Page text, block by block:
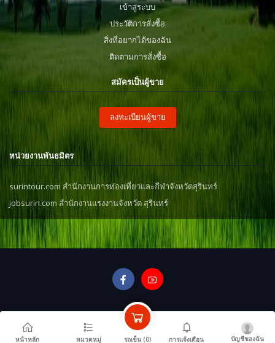
เข้าสู่ระบบ
ประวัติการสั่งซื้อ
สิ่งที่อยากได้ของฉัน
ติดตามการสั่งซื้อ
สมัครเป็นผู้ขาย
ลงทะเบียนผู้ขาย
หน่วยงานพันธมิตร
surintour.com สำนักงานการท่องเที่ยวและกีฬาจังหวัดสุรินทร์
jobsurin.com สำนักงานแรงงานจังหวัด สุรินทร์
หน้าหลัก หมวดหมู่ รถเข็น (0) การแจ้งเตือน บัญชีของฉัน